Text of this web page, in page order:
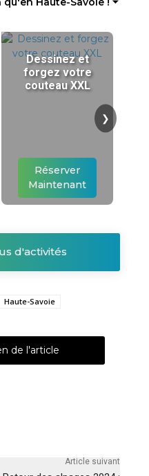
Dessinez et
forgez votre
couteau XXL
Réserver
Maintenant
❯
d'activités
Haute-Savoie
de l'article
Article suivant